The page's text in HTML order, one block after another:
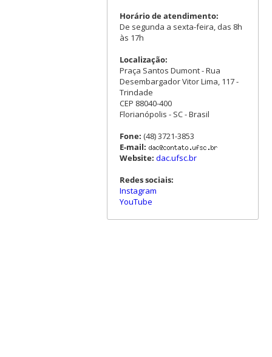
Horário de atendimento:
De segunda a sexta-feira, das 8h
às 17h
Localização:
Praça Santos Dumont - Rua
Desembargador Vitor Lima, 117 -
Trindade
CEP 88040-400
Florianópolis - SC - Brasil
Fone: (48) 3721-3853
E-mail:
Website: dac.ufsc.br
Redes sociais:
Instagram
YouTube